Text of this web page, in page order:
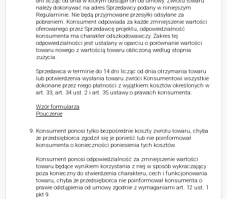
należy dokonywać na adres Sprzedawcy podany w niniejszym
Regulaminie. Nie będą przyjmowane przesyłki odsyłane za
pobraniem. Konsument odpowiada za każde zmniejszenie wartości
oferowanego przez Sprzedawcę projektu, odpowiedzialność
konsumenta ma charakter odszkodowawczy. Zakres tej
odpowiedzialności jest ustalany w oparciu o porównanie wartości
towaru nowego z wartością towaru obliczoną według stopnia
zużycia.
Sprzedawca w terminie do 14 dni licząc od dnia otrzymania towaru
lub potwierdzenia wysłania towaru zwróci Konsumentowi wszystkie
dokonane przez niego płatności z wyjątkiem kosztów określonych w
art. 33, art. 34 ust. 2 i art. 35 ustawy o prawach konsumenta.
Wzór formularza
Pouczenie
Konsument ponosi tylko bezpośrednie koszty zwrotu towaru, chyba
że przedsiębiorca zgodził się je ponieść lub nie poinformował
konsumenta o konieczności poniesienia tych kosztów.
Konsument ponosi odpowiedzialność za zmniejszenie wartości
towaru będące wynikiem korzystania z niej w sposób wykraczający
poza konieczny do stwierdzenia charakteru, cech i funkcjonowania
towaru, chyba że przedsiębiorca nie poinformował konsumenta o
prawie odstąpienia od umowy zgodnie z wymaganiami art. 12 ust. 1
pkt 9.